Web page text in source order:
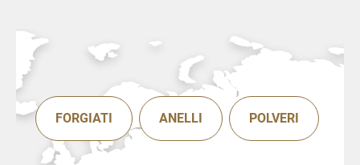
FORGIATI ANELLI POLVERI